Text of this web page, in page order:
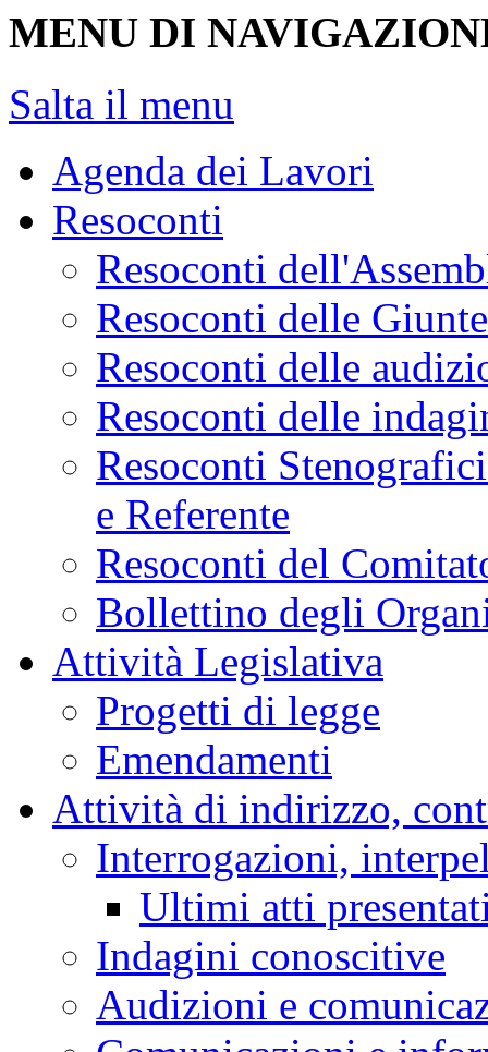
MENU DI
Salta il menu
Agenda dei Lavori
Resoconti
Resoconti
Resoconti delle
Resoconti delle
Resoconti delle
Resoconti
e Referente
Resoconti del
Bollettino degli
Attività Legislativa
Progetti di legge
Emendamenti
Attività di indirizzo,
Interrogazioni,
Ultimi atti
Indagini conoscitive
Audizioni e